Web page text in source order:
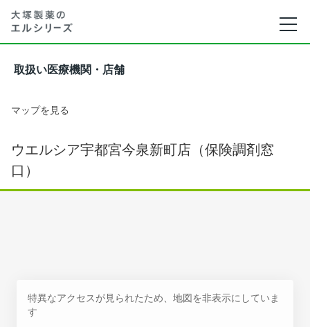
取扱い医療機関・店舗
マップを見る
ウエルシア宇都宮今泉新町店（保険調剤窓
口）
特異なアクセスが見られたため、地図を非表示にしていま
す